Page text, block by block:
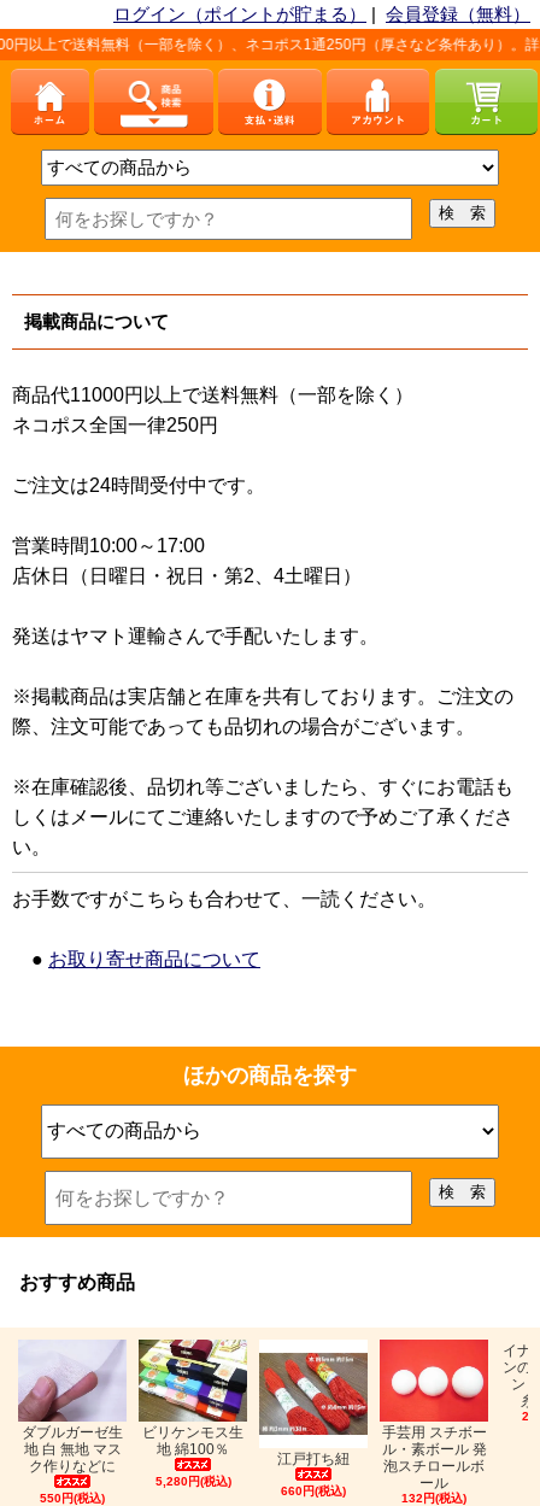
ログイン（ポイントが貯まる） | 会員登録（無料）
上で送料無料（一部を除く）、ネコポス1通250円（厚さなど条件あり）。詳
掲載商品について
商品代11000円以上で送料無料（一部を除く）
ネコポス全国一律250円
ご注文は24時間受付中です。
営業時間10:00～17:00
店休日（日曜日・祝日・第2、4土曜日）
発送はヤマト運輸さんで手配いたします。
※掲載商品は実店舗と在庫を共有しております。ご注文の
際、注文可能であっても品切れの場合がございます。
※在庫確認後、品切れ等ございましたら、すぐにお電話も
しくはメールにてご連絡いたしますので予めご了承くださ
い。
お手数ですがこちらも合わせて、一読ください。
● お取り寄せ商品について
ほかの商品を探す
おすすめ商品
ダブルガーゼ生
地 白 無地 マス
ク作りなどに
550円(税込)
ビリケンモス生
地 綿100％
5,280円(税込)
江戸打ち紐
660円(税込)
手芸用 スチボー
ル・素ボール 発
泡スチロールボ
ール
132円(税込)
イナ
ンの
ン
糸